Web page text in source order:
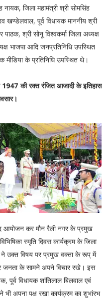
नायक, जिला महामंत्री श्री सोमसिंह
खण्डेलवाल, पूर्व विधायक माननीय श्री
श्री सोनू विश्वकर्मा जिला अध्यक्ष
भाजपा आदि जनप्रतिनिधि उपस्थित
मीडिया के प्रतिनिधि उपस्थित थे।
1947 की रक्त रंजित आजादी के इतिहास
आयोजन कर मौन रैली नगर के प्रमुख
स्मृति दिवस कार्यक्रम के जिला
ने उक्त विषय पर प्रमुख वक्ता के रूप् में
जनता के सामने अपने विचार रखे। इस
पूर्व विधायक शांतिलाल बिलवाल एवं
अपना पक्ष रखा कार्यक्रम का शुभांरभ